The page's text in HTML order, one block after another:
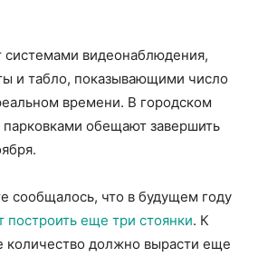
системами видеонаблюдения,
и табло, показывающими число
времени. В городском
парковками обещают завершить
сообщалось, что в будущем году
построить еще три стоянки. К
количество должно вырасти еще